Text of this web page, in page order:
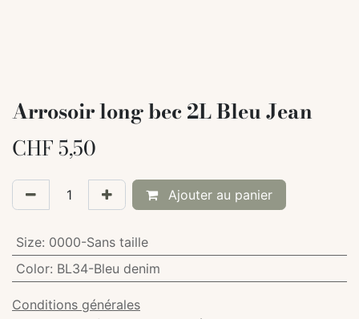
Arrosoir long bec 2L Bleu Jean
CHF5,50
Ajouter au panier
Size: 0000-Sans taille
Color: BL34-Bleu denim
Conditions générales